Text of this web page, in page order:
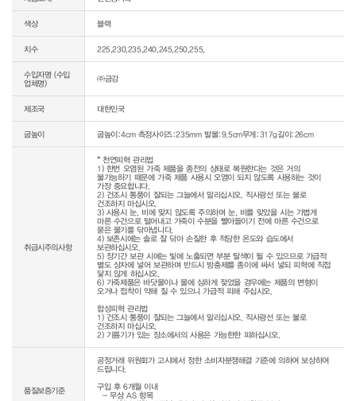
색상 블랙
치수 225,230,235,240,245,250,255,
수입자명 (수입
업체명)
㈜금강
제조국 대한민국
굽높이 굽높이:4cm 측정사이즈:235mm 발볼:9.5cm무게:317g길이:26cm
취급시주의사항
* 천연피혁 관리법
1) 한번 오염된 가죽 제품을 종전의 상태로 복원한다는 것은 거의
불가능하기 때문에 가죽 제품 사용시 오염이 되지 않도록 사용하는 것이
가장 중요합니다.
2) 건조시 통풍이 잘되는 그늘에서 말리십시오. 직사광선 또는 불로
건조하지 마십시오.
3) 사용시 눈, 비에 맞지 않도록 주의하며 눈, 비를 맞았을 시는 가볍게
마른 수건으로 털어내고 가죽이 수분을 빨아들이기 전에 마른 수건으로
묻은 물기를 닦아냅니다.
4) 보존시에는 솔로 잘 닦아 손질한 후 적당한 온도와 습도에서
보관하십시오.
5) 장기간 보관 시에는 빛에 노출되면 부분 탈색이 될 수 있으므로 가급적
별도 상자에 넣어 보관하며 반드시 방충제를 종이에 싸서 넣되 피혁에 직접
닿지 않게 하십시오.
6) 가죽제품은 바닷물이나 물에 심하게 젖었을 경우에는 제품의 변형이
오거나 접착이 약해 질 수 있으니 가급적 피해 주십시오.
합성피혁 관리법
1) 건조시 통풍이 잘되는 그늘에서 말리십시오. 직사광선 또는 불로
건조하지 마십시오.
품질보증기준
공정거래 위원회가 고시에서 정한 소비자분쟁해결 기준에 의하여 보상하여
드립니다.
구입 후 6개월 이내
  - 무상 AS 항목